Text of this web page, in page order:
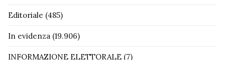
Editoriale (485)
In evidenza (19.906)
INFORMAZIONE ELETTORALE (7)